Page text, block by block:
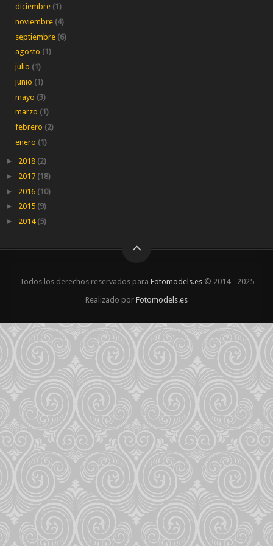
diciembre (1)
noviembre (4)
septiembre (6)
agosto (1)
julio (1)
junio (1)
mayo (3)
marzo (1)
febrero (2)
enero (1)
► 2018 (2)
► 2017 (18)
► 2016 (10)
► 2015 (9)
► 2014 (5)
Todos los derechos reservados para Fotomodels.es© 2014 - 2025
Realizado por Fotomodels.es